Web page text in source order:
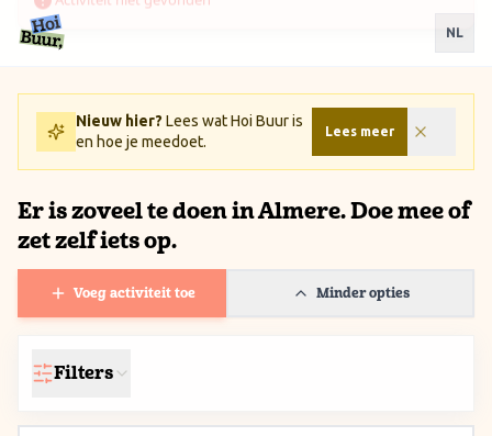
Ga naar inhoud / Skip to content
NL
Nieuw hier? Lees wat Hoi Buur is
en hoe je meedoet.
Lees meer
Er is zoveel te doen in Almere. Doe mee of
zet zelf iets op.
Voeg activiteit toe Minder opties
Filters